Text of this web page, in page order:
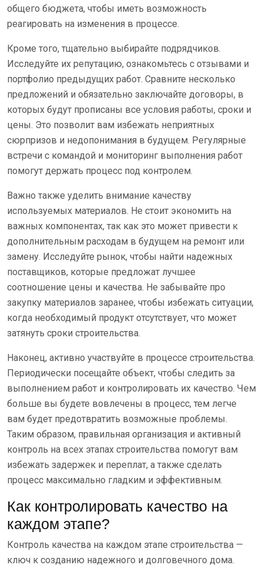
общего бюджета, чтобы иметь возможность
реагировать на изменения в процессе.
Кроме того, тщательно выбирайте подрядчиков.
Исследуйте их репутацию, ознакомьтесь с отзывами и
портфолио предыдущих работ. Сравните несколько
предложений и обязательно заключайте договоры, в
которых будут прописаны все условия работы, сроки и
цены. Это позволит вам избежать неприятных
сюрпризов и недопонимания в будущем. Регулярные
встречи с командой и мониторинг выполнения работ
помогут держать процесс под контролем.
Важно также уделить внимание качеству
используемых материалов. Не стоит экономить на
важных компонентах, так как это может привести к
дополнительным расходам в будущем на ремонт или
замену. Исследуйте рынок, чтобы найти надежных
поставщиков, которые предложат лучшее
соотношение цены и качества. Не забывайте про
закупку материалов заранее, чтобы избежать ситуации,
когда необходимый продукт отсутствует, что может
затянуть сроки строительства.
Наконец, активно участвуйте в процессе строительства.
Периодически посещайте объект, чтобы следить за
выполнением работ и контролировать их качество. Чем
больше вы будете вовлечены в процесс, тем легче
вам будет предотвратить возможные проблемы.
Таким образом, правильная организация и активный
контроль на всех этапах строительства помогут вам
избежать задержек и переплат, а также сделать
процесс максимально гладким и эффективным.
Как контролировать качество на
каждом этапе?
Контроль качества на каждом этапе строительства —
ключ к созданию надежного и долговечного дома.